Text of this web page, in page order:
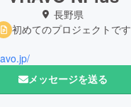
長野県
初めてのプロジェクトです
メッセージを送る